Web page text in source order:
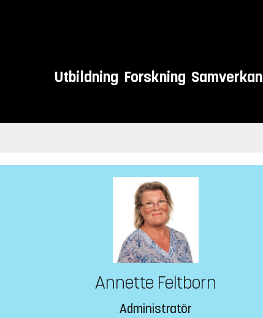
Utbildning Forskning Samverkan
Annette Feltborn
Administratör